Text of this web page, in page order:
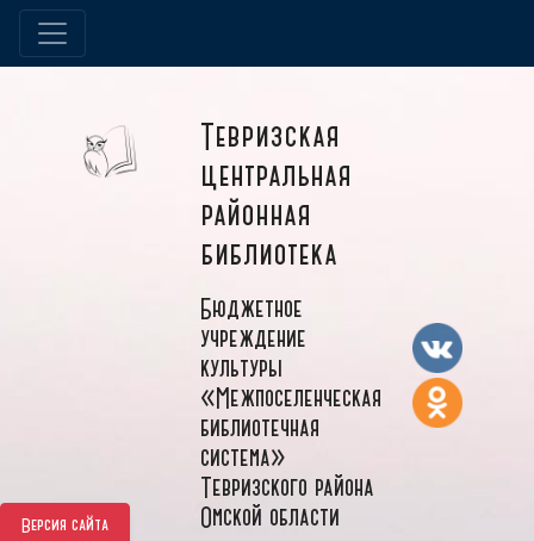
Версия сайта
Тевризская
центральная
районная
библиотека
Бюджетное
учреждение
культуры
«Межпоселенческая
библиотечная
система»
Тевризского района
Омской области